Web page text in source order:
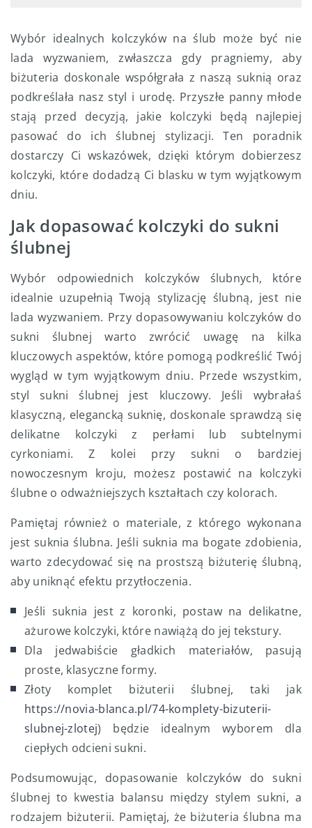
Wybór idealnych kolczyków na ślub może być nie
lada wyzwaniem, zwłaszcza gdy pragniemy, aby
biżuteria doskonale współgrała z naszą suknią oraz
podkreślała nasz styl i urodę. Przyszłe panny młode
stają przed decyzją, jakie kolczyki będą najlepiej
pasować do ich ślubnej stylizacji. Ten poradnik
dostarczy Ci wskazówek, dzięki którym dobierzesz
kolczyki, które dodadzą Ci blasku w tym wyjątkowym
dniu.
Jak dopasować kolczyki do sukni
ślubnej
Wybór odpowiednich kolczyków ślubnych, które
idealnie uzupełnią Twoją stylizację ślubną, jest nie
lada wyzwaniem. Przy dopasowywaniu kolczyków do
sukni ślubnej warto zwrócić uwagę na kilka
kluczowych aspektów, które pomogą podkreślić Twój
wygląd w tym wyjątkowym dniu. Przede wszystkim,
styl sukni ślubnej jest kluczowy. Jeśli wybrałaś
klasyczną, elegancką suknię, doskonale sprawdzą się
delikatne kolczyki z perłami lub subtelnymi
cyrkoniami. Z kolei przy sukni o bardziej
nowoczesnym kroju, możesz postawić na kolczyki
ślubne o odważniejszych kształtach czy kolorach.
Pamiętaj również o materiale, z którego wykonana
jest suknia ślubna. Jeśli suknia ma bogate zdobienia,
warto zdecydować się na prostszą biżuterię ślubną,
aby uniknąć efektu przytłoczenia.
Jeśli suknia jest z koronki, postaw na delikatne,
ażurowe kolczyki, które nawiążą do jej tekstury.
Dla jedwabiście gładkich materiałów, pasują
proste, klasyczne formy.
Złoty komplet biżuterii ślubnej, taki jak
https://novia-blanca.pl/74-komplety-bizuterii-
slubnej-zlotej) będzie idealnym wyborem dla
ciepłych odcieni sukni.
Podsumowując, dopasowanie kolczyków do sukni
ślubnej to kwestia balansu między stylem sukni, a
rodzajem biżuterii. Pamiętaj, że biżuteria ślubna ma